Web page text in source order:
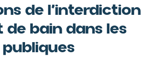
de l’interdiction
bain dans les